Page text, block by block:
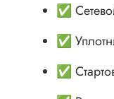
✅
✅
✅